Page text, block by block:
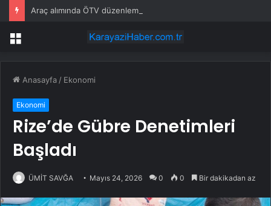
Menü
Anasayfa / Ekonomi
Ekonomi
Rize’de Gübre Denetimleri
Başladı
ÜMİT SAVĞA Mayıs 24, 2026 0 0 Bir dakikadan az